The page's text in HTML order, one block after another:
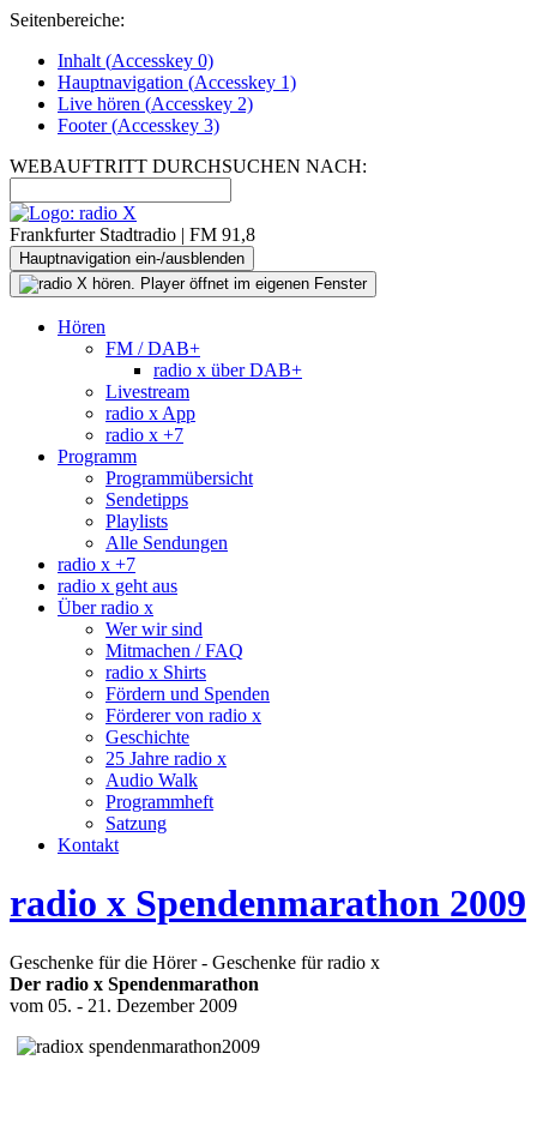
Seitenbereiche:
Inhalt (Accesskey 0)
Hauptnavigation (Accesskey 1)
Live hören (Accesskey 2)
Footer(Accesskey 3)
WEBAUFTRITT DURCHSUCHEN NACH:
Frankfurter Stadtradio | FM 91,8
Hauptnavigation ein-/ausblenden
Hören
FM / DAB+
radio x über DAB+
Livestream
radio x App
radio x +7
Programm
Programmübersicht
Sendetipps
Playlists
Alle Sendungen
radio x +7
radio x geht aus
Über radio x
Wer wir sind
Mitmachen / FAQ
radio x Shirts
Fördern und Spenden
Förderer von radio x
Geschichte
25 Jahre radio x
Audio Walk
Programmheft
Satzung
Kontakt
radio x Spendenmarathon 2009
Geschenke für die Hörer - Geschenke für radio x
Der radio x Spendenmarathon
vom 05. - 21. Dezember 2009